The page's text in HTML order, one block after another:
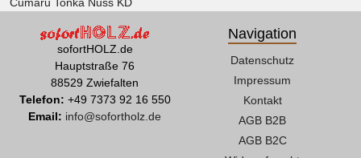
sofortHOLZ.de
Hauptstraße 76
88529 Zwiefalten
Telefon: +49 7373 92 16 550
Email: info@sofortholz.de
Navigation
Datenschutz
Impressum
Kontakt
AGB B2B
AGB B2C